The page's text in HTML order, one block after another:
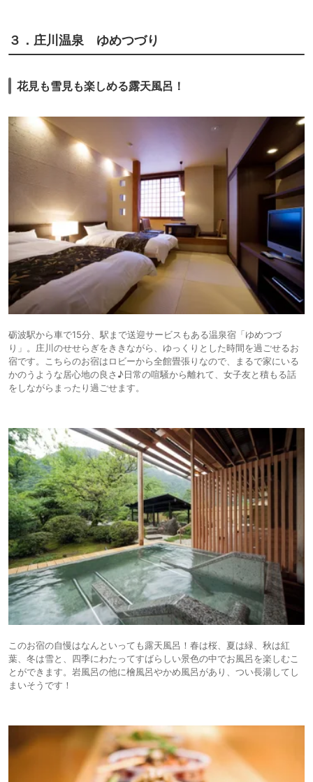
３．庄川温泉 ゆめつづり
花見も雪見も楽しめる露天風呂！
砺波駅から車で15分、駅まで送迎サービスもある温泉宿「ゆめつづ
り」。庄川のせせらぎをききながら、ゆっくりとした時間を過ごせるお
宿です。こちらのお宿はロビーから全館畳張りなので、まるで家にいる
かのうような居心地の良さ♪日常の喧騒から離れて、女子友と積もる話
をしながらまったり過ごせます。
このお宿の自慢はなんといっても露天風呂！春は桜、夏は緑、秋は紅
葉、冬は雪と、四季にわたってすばらしい景色の中でお風呂を楽しむこ
とができます。岩風呂の他に檜風呂やかめ風呂があり、つい長湯してし
まいそうです！